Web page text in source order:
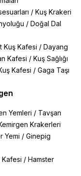
/ Kuş Krakeri
/ Doğal Dal
Kuş Kafesi / Dayang
Kafesi / Kuş Sağlığı
Kafesi / Gaga Taşı
Yemleri / Tavşan
Krakerleri
Yemi / Ginepig
Kafesi / Hamster